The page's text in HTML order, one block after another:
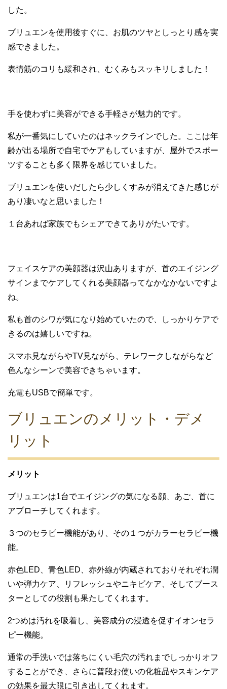
した。
ブリュエンを使用後すぐに、お肌のツヤとしっとり感を実
感できました。
表情筋のコリも緩和され、むくみもスッキリしました！
手を使わずに美容ができる手軽さが魅力的です。
私が一番気にしていたのはネックラインでした。ここは年
齢が出る場所で自宅でケアもしていますが、屋外でスポー
ツすることも多く限界を感じていました。
ブリュエンを使いだしたら少しくすみが消えてきた感じが
あり 凄いなと思いました！
１台あれば家族でもシェアできてありがたいです。
フェイスケアの美顔器は沢山ありますが、首のエイジング
サインまでケア して くれる美顔器ってなかなかないですよ
ね。
私も首のシワが気になり 始めていたので、
しっかりケアで
きるのは嬉しいですね。
スマホ見ながらやTV見ながら、テレワークしながらなど
色んなシーンで美容できちゃいます。
充電もUSBで簡単です。
ブリュエンのメリット・デメ
リット
メリット
ブリュエンは1台でエイジングの気になる顔、あご、首に
アプローチしてくれます。
３つのセラピー機能があり、その１つがカラーセラピー機
能。
赤色LED、青色LED、赤外線が内蔵されておりそれぞれ潤
いや弾力ケア、リフレッシュやニキビケア、そしてブース
ターとしての役割も果たしてくれます。
2つめは汚れを吸着し、美容成分の浸透を促すイオンセラ
ピー機能。
通常の手洗いでは落ちにくい毛穴の汚れまでしっかりオフ
することができ、さらに普段お使いの化粧品やスキンケア
の効果を最大限に引き出してくれます。